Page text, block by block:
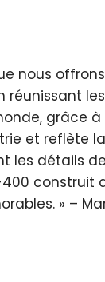
nous
réunissant
grâce
et reflète
les détails
construit
–